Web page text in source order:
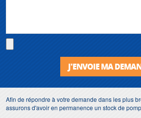
J'ENVOIE MA
Afin de répondre à votre demande dans les plus
assurons d'avoir en permanence un stock de